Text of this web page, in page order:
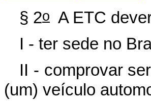
§ 2o A ETC
I - ter sede no
II - comprovar
(um) veículo